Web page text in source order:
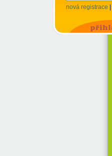
nová registrace